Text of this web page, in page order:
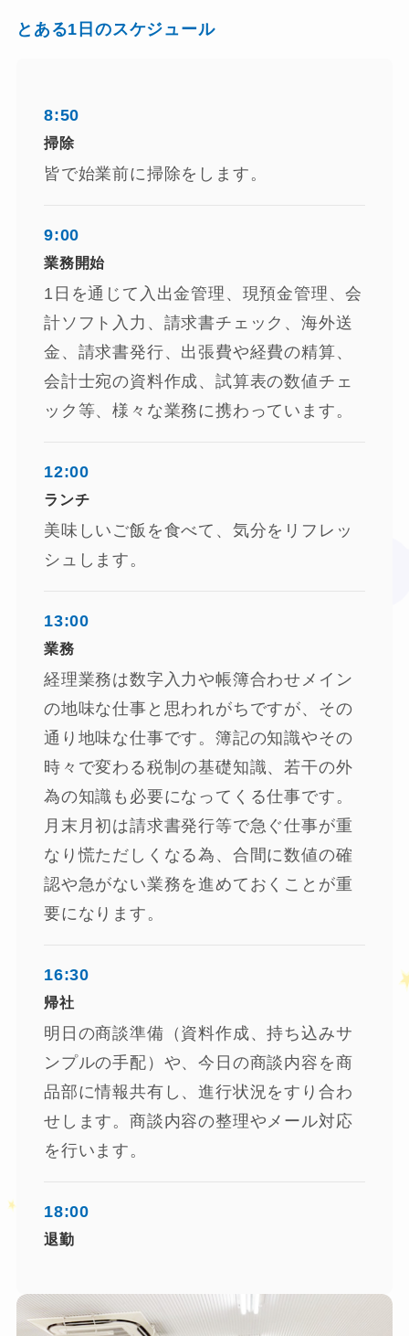
とある1日のスケジュール
8:50
掃除
皆で始業前に掃除をします。
9:00
業務開始
1日を通じて入出金管理、現預金管理、会
計ソフト入力、請求書チェック、海外送
金、請求書発行、出張費や経費の精算、
会計士宛の資料作成、試算表の数値チェ
ック等、様々な業務に携わっています。
12:00
ランチ
美味しいご飯を食べて、気分をリフレッ
シュします。
13:00
業務
経理業務は数字入力や帳簿合わせメイン
の地味な仕事と思われがちですが、その
通り地味な仕事です。簿記の知識やその
時々で変わる税制の基礎知識、若干の外
為の知識も必要になってくる仕事です。
月末月初は請求書発行等で急ぐ仕事が重
なり慌ただしくなる為、合間に数値の確
認や急がない業務を進めておくことが重
要になります。
16:30
帰社
明日の商談準備（資料作成、持ち込みサ
ンプルの手配）や、今日の商談内容を商
品部に情報共有し、進行状況をすり合わ
せします。商談内容の整理やメール対応
を行います。
18:00
退勤
❤